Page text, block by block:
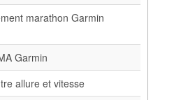
marathon Garmin
Garmin
allure et vitesse